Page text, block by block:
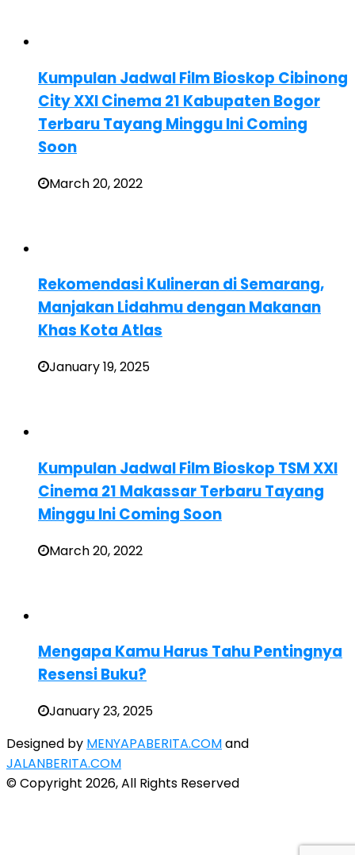
Kumpulan Jadwal Film Bioskop Cibinong
City XXI Cinema 21 Kabupaten Bogor
Terbaru Tayang Minggu Ini Coming
Soon
March 20, 2022
Rekomendasi Kulineran di Semarang,
Manjakan Lidahmu dengan Makanan
Khas Kota Atlas
January 19, 2025
Kumpulan Jadwal Film Bioskop TSM XXI
Cinema 21 Makassar Terbaru Tayang
Minggu Ini Coming Soon
March 20, 2022
Mengapa Kamu Harus Tahu Pentingnya
Resensi Buku?
January 23, 2025
Designed by MENYAPABERITA.COMand
JALANBERITA.COM
© Copyright 2026, All Rights Reserved